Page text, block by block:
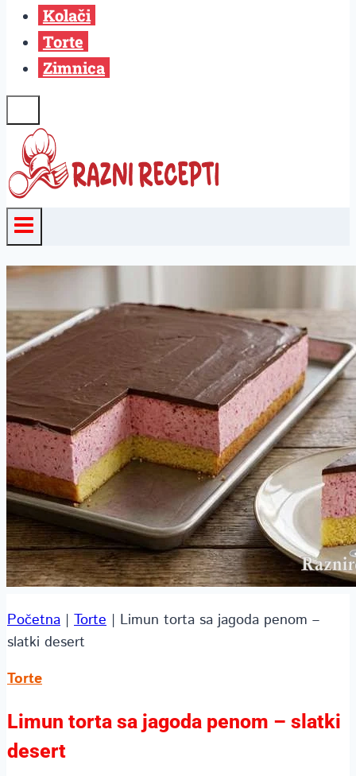
Kolači
Torte
Zimnica
Početna | Torte | Limun torta sa jagoda penom –
slatki desert
Torte
Limun torta sa jagoda penom – slatki
desert